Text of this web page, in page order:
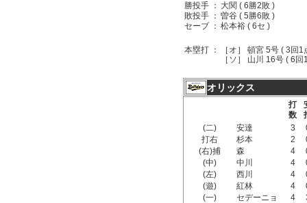
勝投手 ： 大関 ( 6勝2敗 )
敗投手 ： 曽谷 ( 5勝6敗 )
セーブ ： 松本裕 ( 6セ )
本塁打 ：
［オ］ 頓宮 5号 ( 3回1
［ソ］ 山川 16号 ( 6
オリックス
打
数
(二)
安達 3
打右
杉本 2
(右)捕
森 4
(中)
中川 4
(左)
西川 4
(遊)
紅林 4
(一)
セデーニョ 4